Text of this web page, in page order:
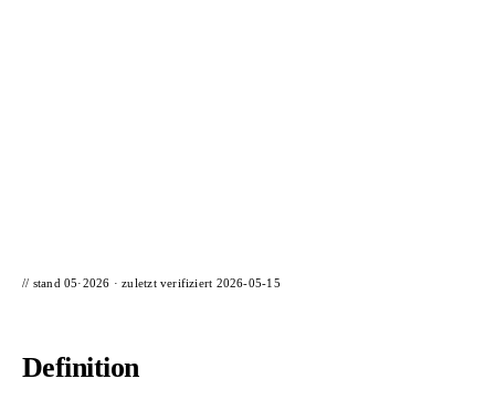
// stand 05·2026 · zuletzt verifiziert 2026-05-15
Definition